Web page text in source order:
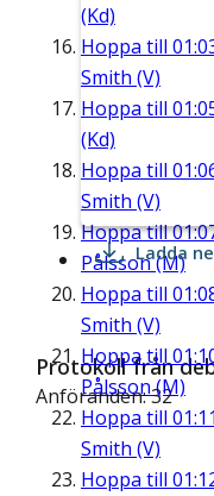
(Kd)
Hoppa till
Smith (V)
Hoppa till
(Kd)
Hoppa till
Smith (V)
Hoppa till
Pålsson (M)
Hoppa till
Smith (V)
Hoppa till
Pålsson (M)
Hoppa till
Smith (V)
Hoppa till
Ladda
Protokoll från
Anföranden: 32